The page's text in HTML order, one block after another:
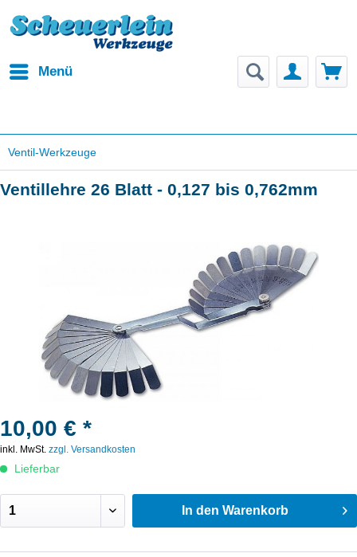
Menü
Ventil-Werkzeuge
Ventillehre 26 Blatt - 0,127 bis 0,762mm
10,00 € *
inkl. MwSt. zzgl. Versandkosten
Lieferbar
In den Warenkorb